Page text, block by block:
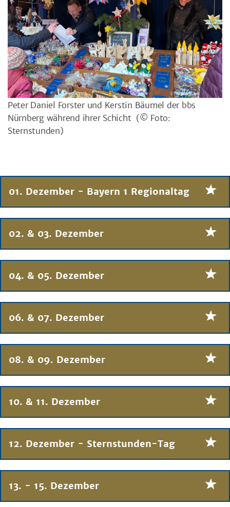
Peter Daniel Forster und Kerstin Bäumel der bbs
Nürnberg während ihrer Schicht (© Foto:
Sternstunden)
01. Dezember - Bayern 1 Regionaltag
02. & 03. Dezember
04. & 05. Dezember
06. & 07. Dezember
08. & 09. Dezember
10. & 11. Dezember
12. Dezember - Sternstunden-Tag
13. - 15. Dezember